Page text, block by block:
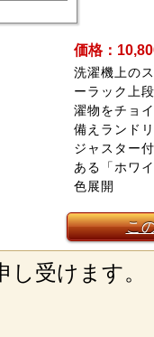
価格：
洗濯機上の
ーラック上
濯物をチョ
備えランド
ジャスター
ある「ホワ
色展開
こ
受けます。